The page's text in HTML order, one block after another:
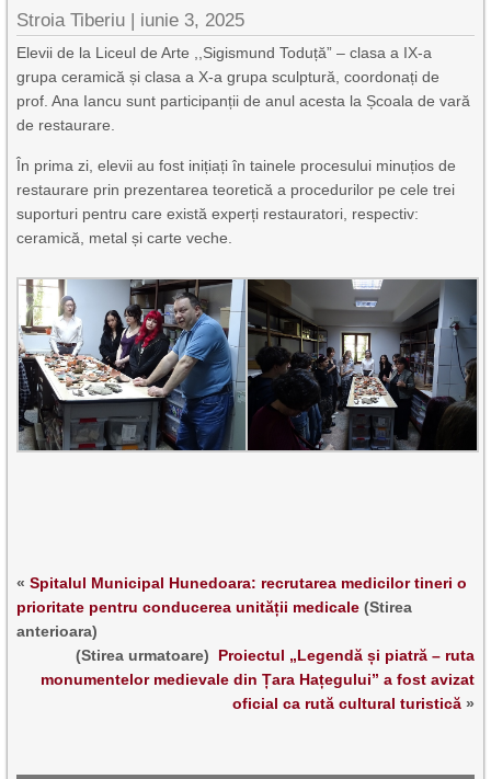
Stroia Tiberiu | iunie 3, 2025
Elevii de la Liceul de Arte ,,Sigismund Toduță” – clasa a IX-a
grupa ceramică și clasa a X-a grupa sculptură, coordonați de
prof. Ana Iancu sunt participanții de anul acesta la Școala de vară
de restaurare.
În prima zi, elevii au fost inițiați în tainele procesului minuțios de
restaurare prin prezentarea teoretică a procedurilor pe cele trei
suporturi pentru care există experți restauratori, respectiv:
ceramică, metal și carte veche.
«Spitalul Municipal Hunedoara: recrutarea medicilor tineri o
prioritate pentru conducerea unității medicale (Stirea
anterioara)
(Stirea urmatoare)
Proiectul „Legendă și piatră – ruta
monumentelor medievale din Țara Hațegului” a fost avizat
oficial ca rută cultural turistică»